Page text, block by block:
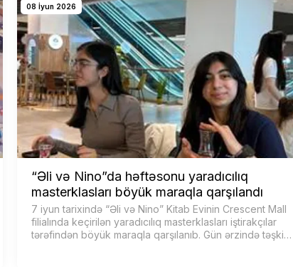
08 İyun 2026
“Əli və Nino”da həftəsonu yaradıcılıq
masterklasları böyük maraqla qarşılandı
7 iyun tarixində “Əli və Nino” Kitab Evinin Crescent Mall
filialında keçirilən yaradıcılıq masterklasları iştirakçılar
tərəfindən böyük maraqla qarşılanıb. Gün ərzində təşkil